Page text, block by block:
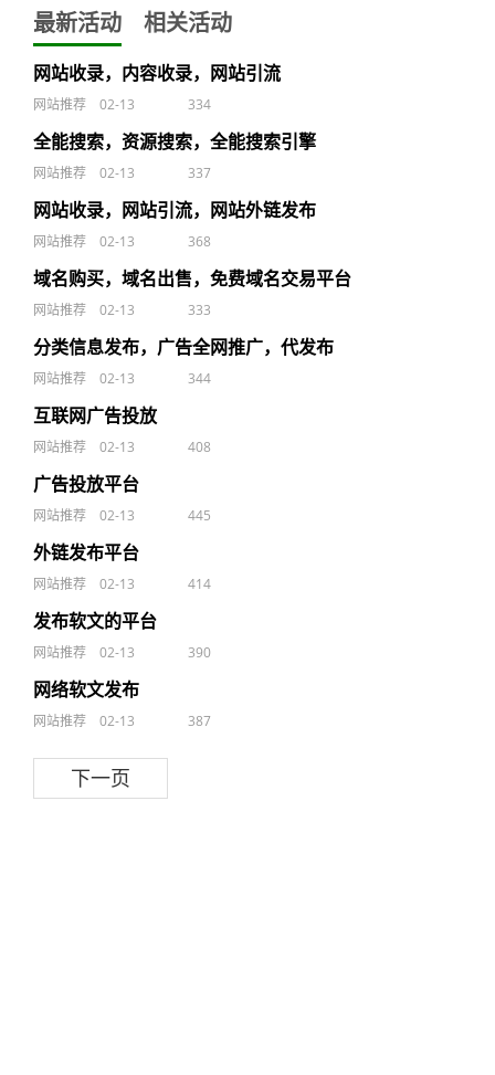
最新活动 相关活动
网站收录，内容收录，网站引流
网站推荐 02-13 334
全能搜索，资源搜索，全能搜索引擎
网站推荐 02-13 337
网站收录，网站引流，网站外链发布
网站推荐 02-13 368
域名购买，域名出售，免费域名交易平台
网站推荐 02-13 333
分类信息发布，广告全网推广，代发布
网站推荐 02-13 344
互联网广告投放
网站推荐 02-13 408
广告投放平台
网站推荐 02-13 445
外链发布平台
网站推荐 02-13 414
发布软文的平台
网站推荐 02-13 390
网络软文发布
网站推荐 02-13 387
下一页